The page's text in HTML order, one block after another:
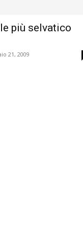
più selvatico
21, 2009